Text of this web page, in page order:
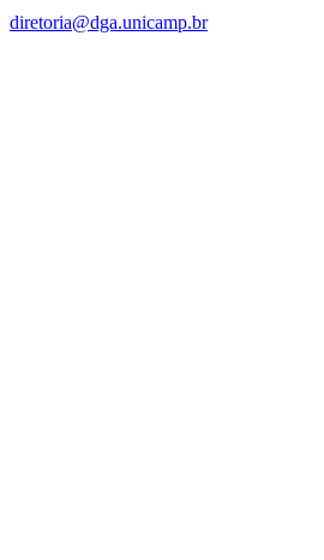
diretoria@dga.unicamp.br